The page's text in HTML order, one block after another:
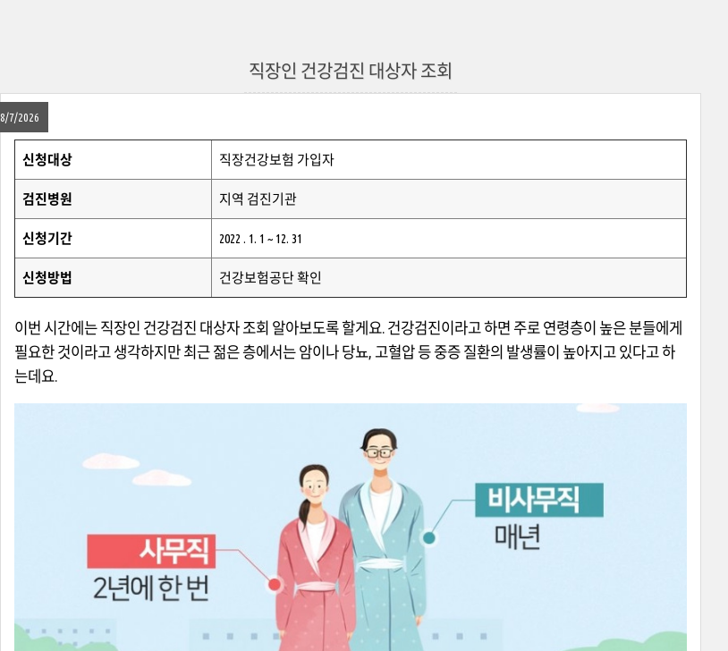
직장인 건강검진 대상자 조회
8/7/2026
신청대상 직장건강보험 가입자
검진병원 지역 검진기관
신청기간 2022 . 1. 1 ~ 12. 31
신청방법 건강보험공단 확인
이번 시간에는 직장인 건강검진 대상자 조회 알아보도록 할게요. 건강검진이라고 하면 주로 연령층이 높은 분들에게
필요한 것이라고 생각하지만 최근 젊은 층에서는 암이나 당뇨, 고혈압 등 중증 질환의 발생률이 높아지고 있다고 하
는데요.